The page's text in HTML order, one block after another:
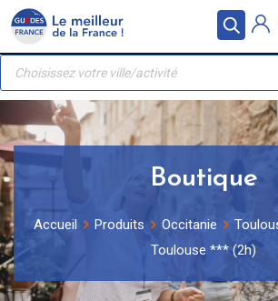
Panneau de gestion des cookies
Skip
content
Recherche
produits
Boutique
Accueil Produits Occitanie
Toulouse *** (2h)